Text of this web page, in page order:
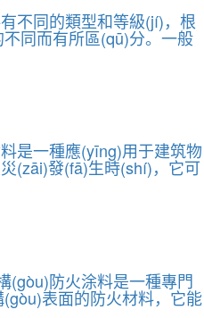
不同的類型和等級(jí)，根
同而有所區(qū)分。一般
是一種應(yīng)用于建筑物
(zāi)發(fā)生時(shí)，它可
(gòu)防火涂料是一種專門
表面的防火材料，它能